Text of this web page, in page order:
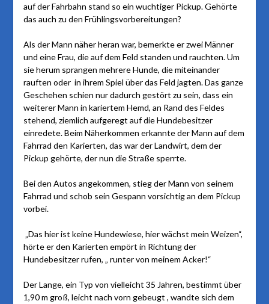
auf der Fahrbahn stand so ein wuchtiger Pickup. Gehörte
das auch zu den Frühlingsvorbereitungen?
Als der Mann näher heran war, bemerkte er zwei Männer
und eine Frau, die auf dem Feld standen und rauchten. Um
sie herum sprangen mehrere Hunde, die miteinander
rauften oder in ihrem Spiel über das Feld jagten. Das ganze
Geschehen schien nur dadurch gestört zu sein, dass ein
weiterer Mann in kariertem Hemd, an Rand des Feldes
stehend, ziemlich aufgeregt auf die Hundebesitzer
einredete. Beim Näherkommen erkannte der Mann auf dem
Fahrrad den Karierten, das war der Landwirt, dem der
Pickup gehörte, der nun die Straße sperrte.
Bei den Autos angekommen, stieg der Mann von seinem
Fahrrad und schob sein Gespann vorsichtig an dem Pickup
vorbei.
„Das hier ist keine Hundewiese, hier wächst mein Weizen“,
hörte er den Karierten empört in Richtung der
Hundebesitzer rufen, „ runter von meinem Acker!“
Der Lange, ein Typ von vielleicht 35 Jahren, bestimmt über
1,90 m groß, leicht nach vorn gebeugt , wandte sich dem